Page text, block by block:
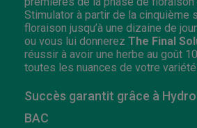
Stimulator à partir de la cinquième
floraison jusqu’à une dizaine de
ou vous lui donnerez The Final
réussir à avoir une herbe au goût
toutes les nuances de votre
Succès garantit grâce à
BAC